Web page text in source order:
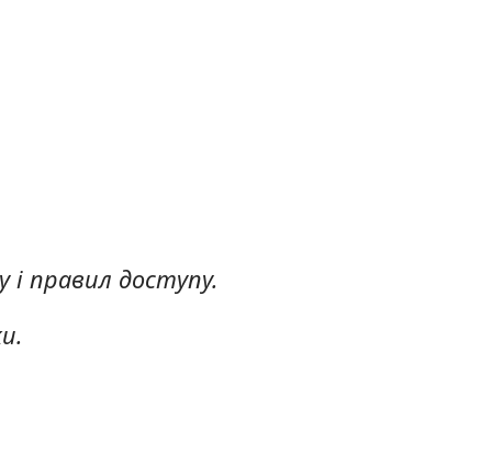
правил доступу.